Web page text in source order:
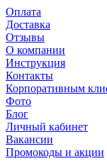
Оплата
Доставка
Отзывы
О компании
Инструкция
Контакты
Корпоративным
Фото
Блог
Личный кабинет
Вакансии
Промокоды и акции